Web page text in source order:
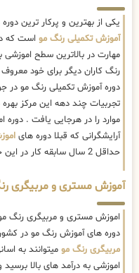
یکی از بهترین و پرکار ترین
آموزش تکمیلی رنگ مو است که
مهارت در بالاترین سطح اموزشی
رنگ کاران دیگر برای خود
دوره آموزش تکمیلی رنگ مو در
تجربیات چند دهه این مرکز
موارد را در هرجایی یافت . دوره
آرایشگرانی که قبلا دوره های
حداقل 2 سال سابقه کار در این حوزه دارند پیشنهاد میشود.
آموزش مستری و مربیگری
اموزش مستری و مربیگری رنگ مو
دوره های آموزش رنگ مو در
مربیگری رنگ مو میتوانند به
اموزشی به درآمد های بالا